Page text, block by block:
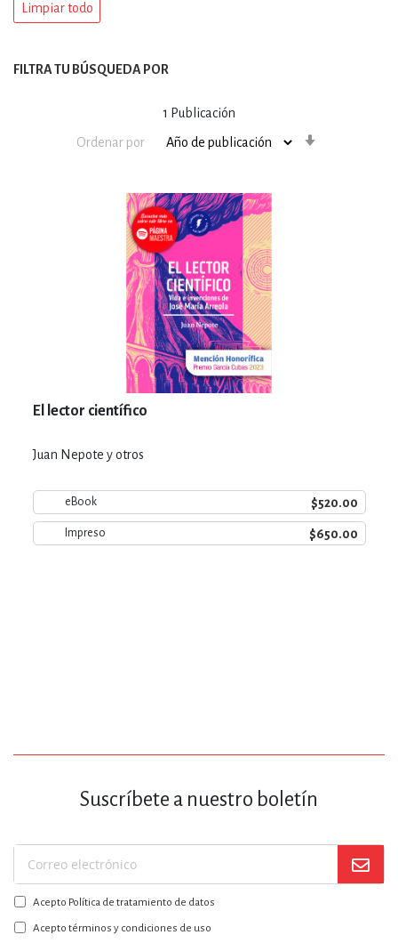
1 Publicación
Ordenar por
El lector científico
Juan Nepote y otros
eBook $520.00
Impreso $650.00
Limpiar todo
FILTRA TU BÚSQUEDA POR
Suscríbete a nuestro boletín
Suscríbase
a
nuestro
boletín:
Acepto Política de tratamiento de datos
Acepto términos y condiciones de uso